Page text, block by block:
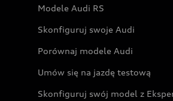
Modele Audi RS
Skonfiguruj swoje Audi
Porównaj modele Audi
Umów się na jazdę testową
Skonfiguruj swój model z